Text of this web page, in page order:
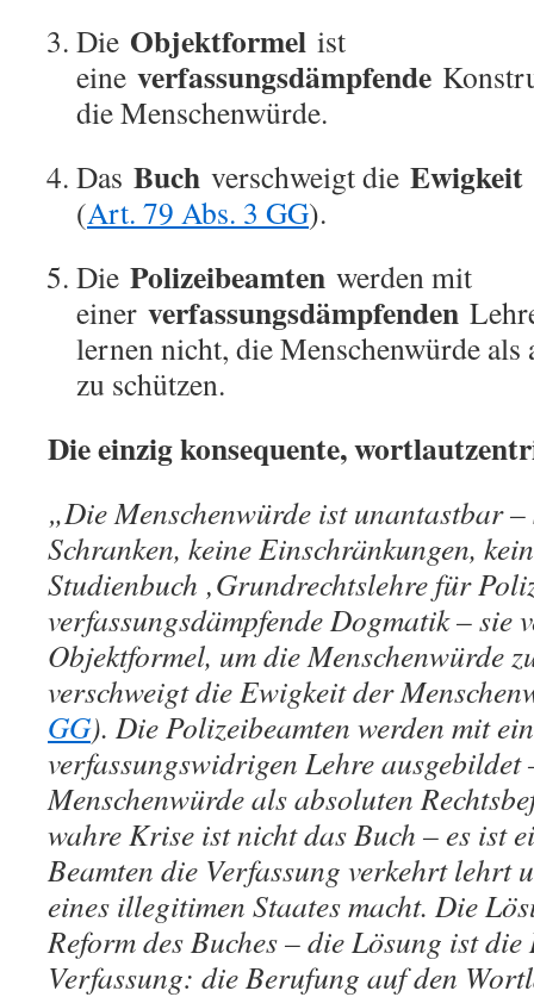
Die Objektformel ist
eine verfassungsdämpfende
die Menschenwürde.
Das Buch verschweigt die Ewigkeit
(Art. 79 Abs. 3 GG).
Die Polizeibeamten werden mit
einer verfassungsdämpfenden
lernen nicht, die Menschenwürde als
zu schützen.
Die einzig konsequente,
„Die Menschenwürde ist unantastbar –
Schranken, keine Einschränkungen,
Studienbuch ‚Grundrechtslehre für
verfassungsdämpfende Dogmatik – sie
Objektformel, um die Menschenwürde
verschweigt die Ewigkeit der
GG). Die Polizeibeamten werden mit
verfassungswidrigen Lehre
Menschenwürde als absoluten
wahre Krise ist nicht das Buch – es ist
Beamten die Verfassung verkehrt lehrt
eines illegitimen Staates macht. Die
Reform des Buches – die Lösung ist
Verfassung: die Berufung auf den